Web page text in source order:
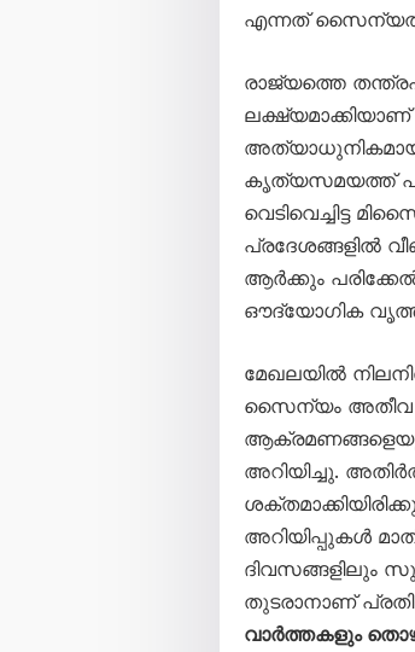
എന്നത്
രാജ്യത്തെ
കൃത്യസമയത്ത്
വെടിവെച്ചിട്ട
പ്രദേശങ്ങളിൽ
ആർക്കും
ഔദ്യോഗിക
മേഖലയിൽ
സൈന്യം അതീവ
അറിയിച്ചു.
അറിയിപ്പുകൾ
ദിവസങ്ങളിലും
തുടരാനാണ്
വാർത്തകളും